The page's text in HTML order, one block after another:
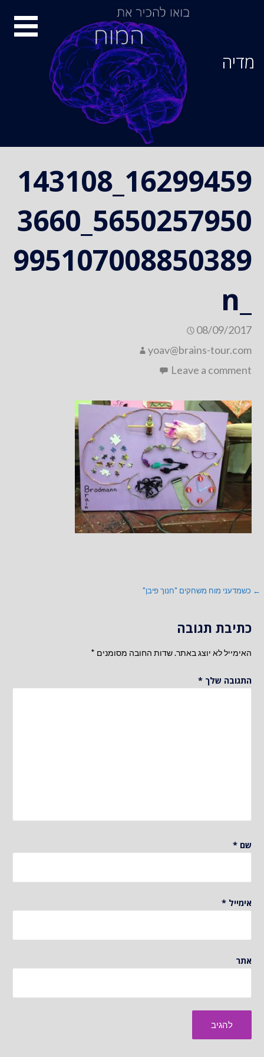
מדיה
16299459_143108
5650257950_3660
995107008850389
08/09/2017
yoav@brains-tour.com
Leave a comment
ניווט
← כשמדעני מוח משחקים "חנוך פיבן"
כתיבת תגובה
האימייל לא יוצג באתר.שדות החובה מסומנים *
התגובה שלך *
שם *
אימייל *
אתר